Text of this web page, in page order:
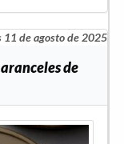
11 de agosto de 2025
de